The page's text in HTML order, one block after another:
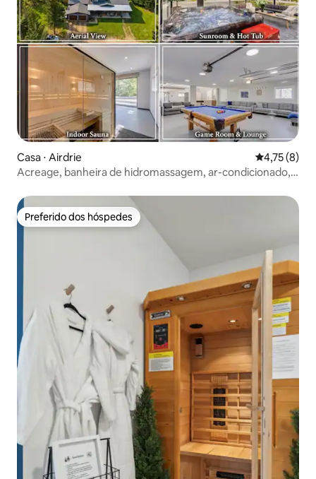
Casa ⋅ Airdrie 4,75 de
4,75 (8)
Acreage, banheira de hidromassagem, ar-condicionado,
Preferido dos hóspedes
Preferido dos hóspedes